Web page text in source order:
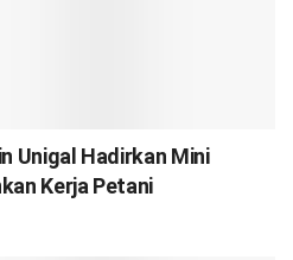
Unigal Hadirkan Mini
Kerja Petani